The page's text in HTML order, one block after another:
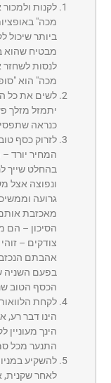
לקנות
מכה"
ביותר שיכול
מבטיח שהוא
לנסות
מכה" הוא
לשים את כל
יתמזל מזלך
כנראה
לזרוק כסף
המחיר יורד
בהחלט שייך
ונפוצה אצל
גרועה
מאכזבת
הסיכון – הם
צודקים –
אהבתם
בפעם השניה
הכסף הטוב
לקחת
הינו דבר רע,
הינך
התנער מכל
להשקיע
לאחר